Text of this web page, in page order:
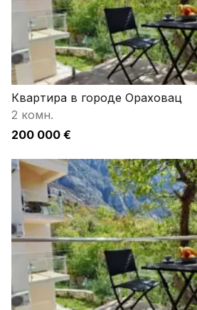
Квартира в городе Ораховац
2 комн.
200 000 €